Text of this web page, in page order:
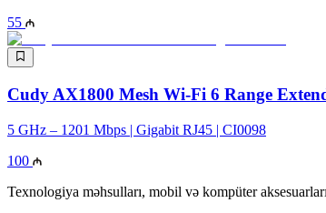
55
Cudy AX1800 Mesh Wi-Fi 6 Range
5 GHz – 1201 Mbps | Gigabit RJ45 | CI0098
100
Texnologiya məhsulları, mobil və kompüter